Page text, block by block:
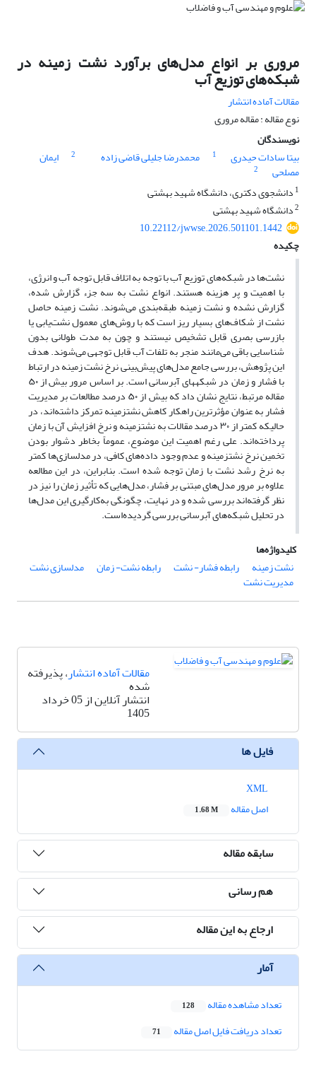
مروری بر انواع مدل‌های برآورد نشت زمینه در
شبکه‌های توزیع آب
مقالات آماده انتشار
نوع مقاله : مقاله مروری
نویسندگان
بیتا سادات حیدری
1 محمدرضا جلیلی قاضی زاده 2 ایمان
مصلحی
2
1 دانشجوی دکتری، دانشگاه شهید بهشتی
2دانشگاه شهید بهشتی
10.22112/jwwse.2026.501101.1442
چکیده
نشت‌ها در شبکه‌های توزیع آب با توجه به اتلاف قابل توجه آب و انرژی،
با اهمیت و پر هزینه هستند. انواع نشت به سه جزء گزارش شده،
گزارش نشده و نشت زمینه طبقه‌بندی می‌شوند. نشت زمینه حاصل
نشت از شکاف‌های بسیار ریز است که با روش‌های معمول نشت‌یابی یا
بازرسی بصری قابل تشخیص نیستند و چون به مدت طولانی بدون
شناسایی باقی می‌مانند منجر به تلفات آب قابل توجهی می‌شوند. هدف
این پژوهش، بررسی جامع مدل‌های پیش‌بینی نرخ نشت زمینه در ارتباط
با فشار و زمان در شبکه‎های آبرسانی است. بر اساس مرور بیش از ۵۰
مقاله مرتبط، نتایج نشان داد که بیش از ۵۰ درصد مطالعات بر مدیریت
فشار به عنوان مؤثرترین راهکار کاهش نشت‎زمینه تمرکز داشته‌اند، در
حالی‎که کمتر از ۳۰ درصد مقالات به ‎نشت‎زمینه‎ و نرخ افزایش آن با زمان
پرداخته‌اند. علی رغم اهمیت این موضوع، عموماً بخاطر دشوار بودن
تخمین نرخ ‎نشت‎زمینه‎ و عدم وجود داده‌های کافی، در مدلسازی‌ها کمتر
به نرخ رشد نشت با زمان توجه شده است. بنابراین، در این مطالعه
علاوه‌ بر مرور مدل‌های مبتنی بر فشار، مدل‌هایی که تأثیر زمان را نیز در
نظر گرفته‌اند بررسی شده و در نهایت، چگونگی به‌کارگیری این مدل‌ها
در تحلیل شبکه‌های آبرسانی بررسی گردیده‌است.
کلیدواژه‌ها
نشت زمینه‎
رابطه فشار- نشت رابطه نشت- زمان مدلسازی نشت
مدیریت نشت
مقالات آماده انتشار، پذیرفته
شده
انتشار آنلاین از 05 خرداد
1405
فایل ها
اصل مقاله
1.68 M
سابقه مقاله
هم رسانی
ارجاع به این مقاله
آمار
تعداد مشاهده مقاله 128
تعداد دریافت فایل اصل مقاله 71